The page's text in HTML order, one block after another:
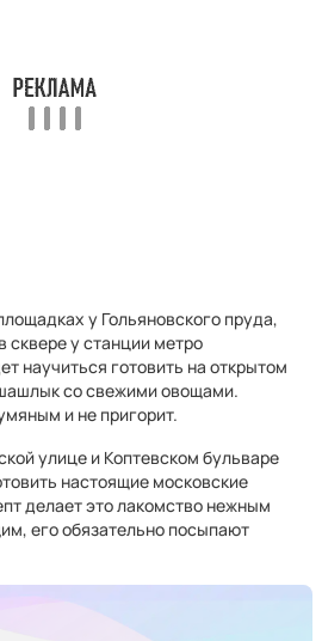
у Гольяновского пруда,
сквере у станции метро
научиться готовить на открытом
со свежими овощами.
и не пригорит.
улице и Коптевском бульваре
настоящие московские
делает это лакомство нежным
его обязательно посыпают